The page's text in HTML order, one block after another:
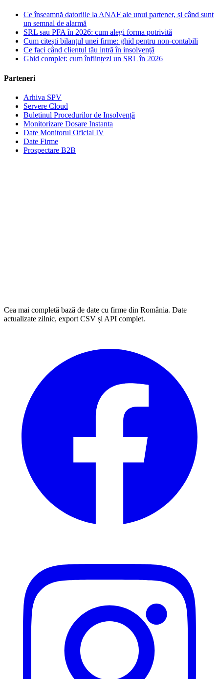
Ce înseamnă datoriile la ANAF ale unui partener, și când sunt
un semnal de alarmă
SRL sau PFA în 2026: cum alegi forma potrivită
Cum citești bilanțul unei firme: ghid pentru non-contabili
Ce faci când clientul tău intră în insolvență
Ghid complet: cum înființezi un SRL în 2026
Parteneri
Arhiva SPV
Servere Cloud
Buletinul Procedurilor de Insolvență
Monitorizare Dosare Instanta
Date Monitorul Oficial IV
Date Firme
Prospectare B2B
Cea mai completă bază de date cu firme din România. Date
actualizate zilnic, export CSV și API complet.